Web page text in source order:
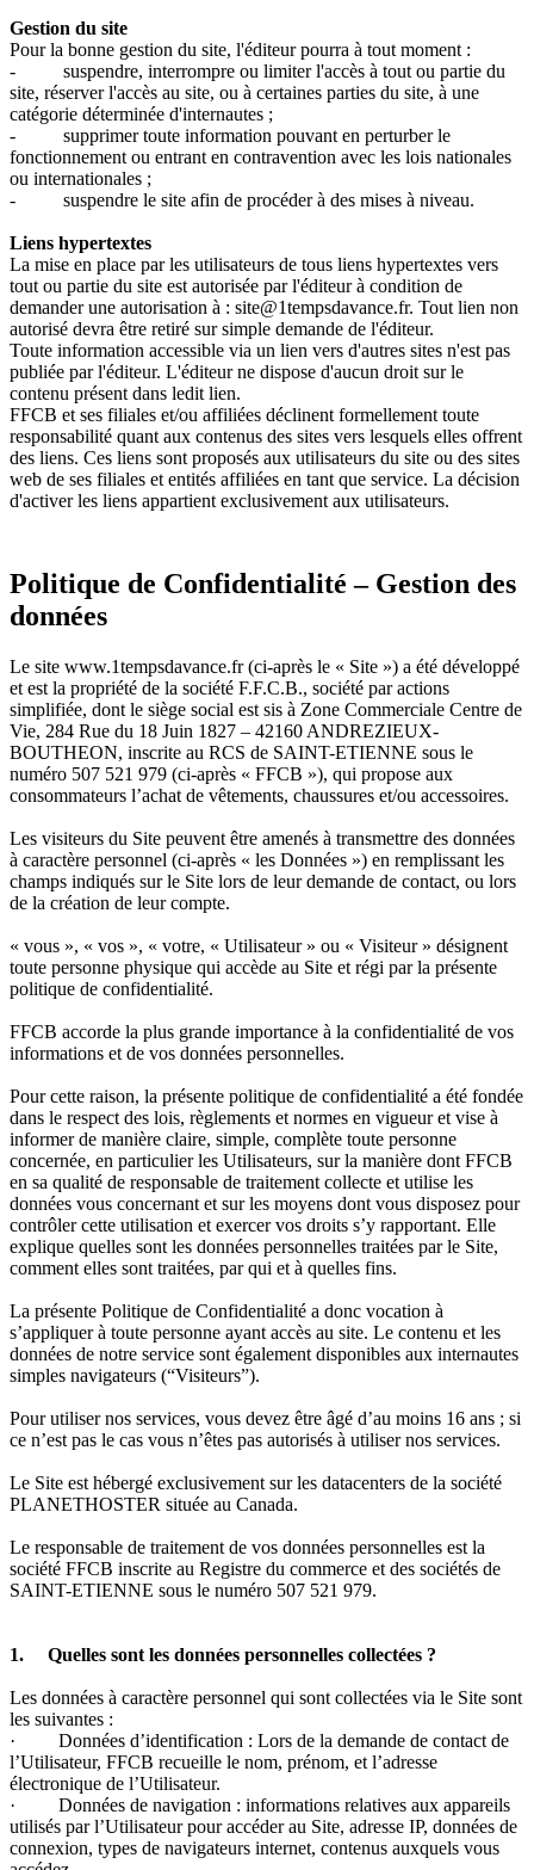
Gestion du site
Pour la bonne gestion du site, l'éditeur pourra à tout moment :
- suspendre, interrompre ou limiter l'accès à tout ou partie du
site, réserver l'accès au site, ou à certaines parties du site, à une
catégorie déterminée d'internautes ;
- supprimer toute information pouvant en perturber le
fonctionnement ou entrant en contravention avec les lois nationales
ou internationales ;
- suspendre le site afin de procéder à des mises à niveau.
Liens hypertextes
La mise en place par les utilisateurs de tous liens hypertextes vers
tout ou partie du site est autorisée par l'éditeur à condition de
demander une autorisation à : site@1tempsdavance.fr. Tout lien non
autorisé devra être retiré sur simple demande de l'éditeur.
Toute information accessible via un lien vers d'autres sites n'est pas
publiée par l'éditeur. L'éditeur ne dispose d'aucun droit sur le
contenu présent dans ledit lien.
FFCB et ses filiales et/ou affiliées déclinent formellement toute
responsabilité quant aux contenus des sites vers lesquels elles offrent
des liens. Ces liens sont proposés aux utilisateurs du site ou des sites
web de ses filiales et entités affiliées en tant que service. La décision
d'activer les liens appartient exclusivement aux utilisateurs.
Politique de Confidentialité – Gestion des
données
Le site www.1tempsdavance.fr (ci-après le « Site ») a été développé
et est la propriété de la société F.F.C.B., société par actions
simplifiée, dont le siège social est sis à Zone Commerciale Centre de
Vie, 284 Rue du 18 Juin 1827 – 42160 ANDREZIEUX-
BOUTHEON, inscrite au RCS de SAINT-ETIENNE sous le
numéro 507 521 979 (ci-après « FFCB »), qui propose aux
consommateurs l’achat de vêtements, chaussures et/ou accessoires.
Les visiteurs du Site peuvent être amenés à transmettre des données
à caractère personnel (ci-après « les Données ») en remplissant les
champs indiqués sur le Site lors de leur demande de contact, ou lors
de la création de leur compte.
« vous », « vos », « votre, « Utilisateur » ou « Visiteur » désignent
toute personne physique qui accède au Site et régi par la présente
politique de confidentialité.
FFCB accorde la plus grande importance à la confidentialité de vos
informations et de vos données personnelles.
Pour cette raison, la présente politique de confidentialité a été fondée
dans le respect des lois, règlements et normes en vigueur et vise à
informer de manière claire, simple, complète toute personne
concernée, en particulier les Utilisateurs, sur la manière dont FFCB
en sa qualité de responsable de traitement collecte et utilise les
données vous concernant et sur les moyens dont vous disposez pour
contrôler cette utilisation et exercer vos droits s’y rapportant. Elle
explique quelles sont les données personnelles traitées par le Site,
comment elles sont traitées, par qui et à quelles fins.
La présente Politique de Confidentialité a donc vocation à
s’appliquer à toute personne ayant accès au site. Le contenu et les
données de notre service sont également disponibles aux internautes
simples navigateurs (“Visiteurs”).
Pour utiliser nos services, vous devez être âgé d’au moins 16 ans ; si
ce n’est pas le cas vous n’êtes pas autorisés à utiliser nos services.
Le Site est hébergé exclusivement sur les datacenters de la société
PLANETHOSTER située au Canada.
Le responsable de traitement de vos données personnelles est la
société FFCB inscrite au Registre du commerce et des sociétés de
SAINT-ETIENNE sous le numéro 507 521 979.
1. Quelles sont les données personnelles collectées ?
Les données à caractère personnel qui sont collectées via le Site sont
les suivantes :
· Données d’identification : Lors de la demande de contact de
l’Utilisateur, FFCB recueille le nom, prénom, et l’adresse
électronique de l’Utilisateur.
· Données de navigation : informations relatives aux appareils
utilisés par l’Utilisateur pour accéder au Site, adresse IP, données de
connexion, types de navigateurs internet, contenus auxquels vous